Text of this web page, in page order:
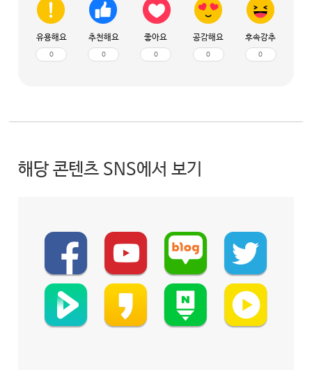
유용해요
0
추천해요
0
좋아요
0
공감해요
0
후속강추
0
해당 콘텐츠 SNS에서 보기